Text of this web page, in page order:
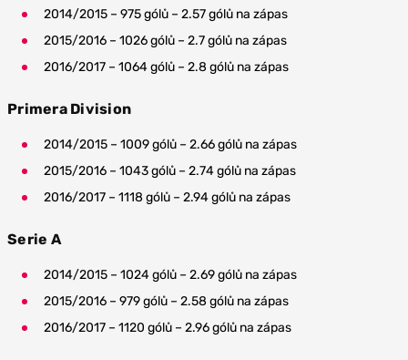
2014/2015 – 975 gólů – 2.57 gólů na zápas
2015/2016 – 1026 gólů – 2.7 gólů na zápas
2016/2017 – 1064 gólů – 2.8 gólů na zápas
Primera Division
2014/2015 – 1009 gólů – 2.66 gólů na zápas
2015/2016 – 1043 gólů – 2.74 gólů na zápas
2016/2017 – 1118 gólů – 2.94 gólů na zápas
Serie A
2014/2015 – 1024 gólů – 2.69 gólů na zápas
2015/2016 – 979 gólů – 2.58 gólů na zápas
2016/2017 – 1120 gólů – 2.96 gólů na zápas